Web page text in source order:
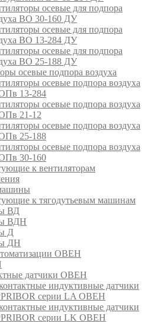
осевые для подпора
ВО 30-160 ДУ
осевые для подпора
ВО 13-284 ДУ
осевые для подпора
ВО 25-188 ДУ
осевые подпора воздуха
осевые подпора воздуха
13-284
осевые подпора воздуха
21-12
осевые подпора воздуха
25-188
осевые подпора воздуха
30-160
к вентиляторам
к тягодутьевым машинам
ВД
ВДН
Д
ДН
ОВЕН
датчики ОВЕН
индуктивные датчики
серии LA ОВЕН
индуктивные датчики
серии LK ОВЕН